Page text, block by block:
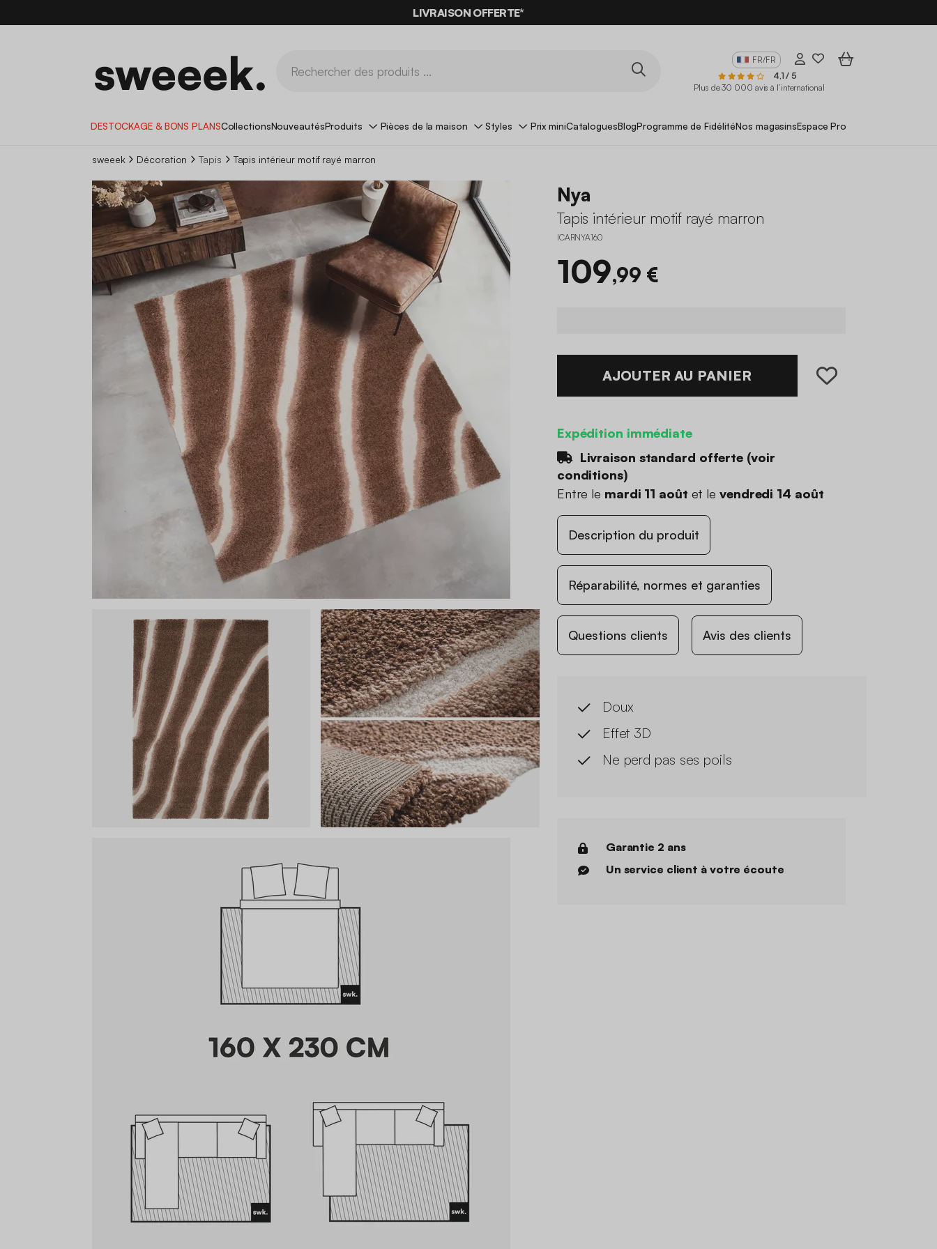
LIVRAISON OFFERTE*
FR/FR
4,1 / 5
Plus de 30 000 avis à l’international
DESTOCKAGE & BONS PLANSCollectionsNouveautésProduits Pièces de la maison Styles Prix miniCataloguesBlogProgramme de FidélitéNos magasinsEspace Pro
sweeek Décoration Tapis Tapis intérieur motif rayé marron
Nya
Tapis intérieur motif rayé marron
ICARNYA160
109,99 €
AJOUTER AU PANIER
Expédition immédiate
Livraison standard offerte (voir
conditions)
Entre le mardi 11 août et le vendredi 14 août
Description du produit
Réparabilité, normes et garanties
Questions clients Avis des clients
Doux
Effet 3D
Ne perd pas ses poils
Garantie 2 ans
Un service client à votre écoute